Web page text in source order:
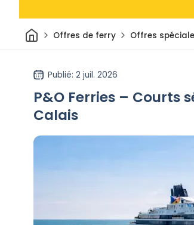
Maison
Offres de ferry Offres
Publié: 2 juil. 2026
P&O Ferries – Courts
Calais